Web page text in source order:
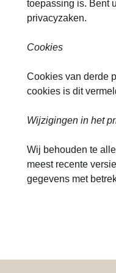
toepassing is. Bent
privacyzaken.
Cookies
Cookies van derde
cookies is dit
Wijzigingen in het
Wij behouden te
meest recente
gegevens met